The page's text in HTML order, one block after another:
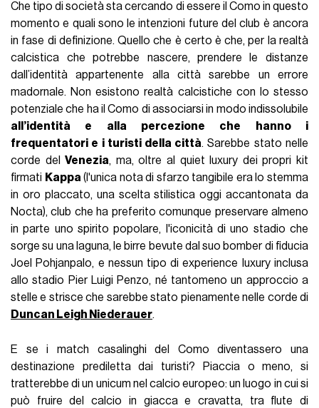
Che tipo di società sta cercando di essere il Como in questo
momento e quali sono le intenzioni future del club è ancora
in fase di definizione. Quello che è certo è che, per la realtà
calcistica che potrebbe nascere, prendere le distanze
dall’identità appartenente alla città sarebbe un errore
madornale. Non esistono realtà calcistiche con lo stesso
potenziale che ha il Como di associarsi in modo indissolubile
all’identità e alla percezione che hanno i
frequentatori e i turisti della città. Sarebbe stato nelle
corde delVenezia, ma, oltre al quiet luxury dei propri kit
firmati Kappa(l'unica nota di sfarzo tangibile era lo stemma
in oro placcato, una scelta stilistica oggi accantonata da
Nocta), club che ha preferito comunque preservare almeno
in parte uno spirito popolare, l'iconicità di uno stadio che
sorge su una laguna, le birre bevute dal suo bomber di fiducia
Joel Pohjanpalo, e nessun tipo di experience luxury inclusa
allo stadio Pier Luigi Penzo, né tantomeno un approccio a
stelle e strisce che sarebbe stato pienamente nelle corde di
Duncan Leigh Niederauer.
E se i match casalinghi del Como diventassero una
destinazione prediletta dai turisti? Piaccia o meno, si
tratterebbe di un unicum nel calcio europeo: un luogo in cui si
può fruire del calcio in giacca e cravatta, tra flute di